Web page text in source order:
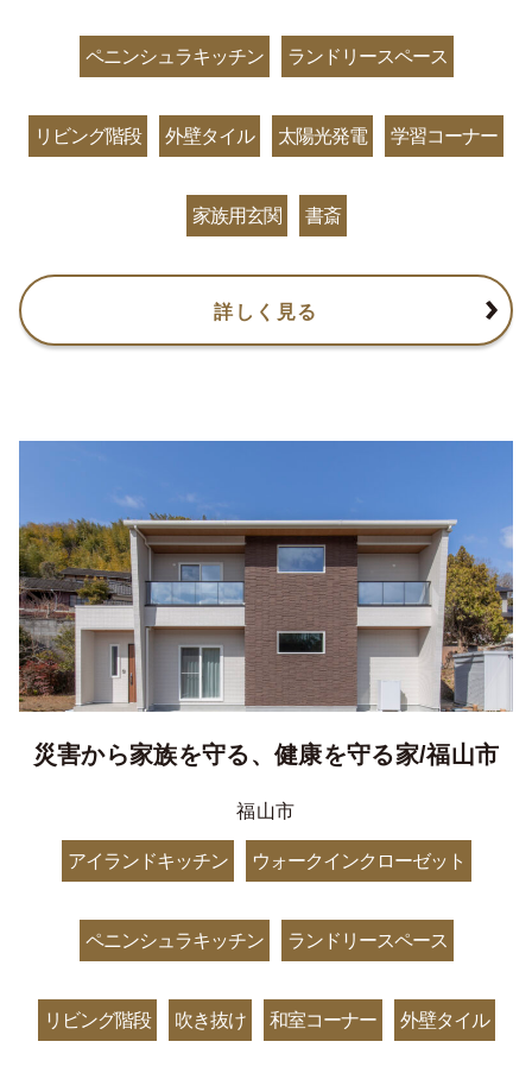
ペニンシュラキッチン ランドリースペース
リビング階段 外壁タイル 太陽光発電 学習コーナー
家族用玄関 書斎
詳しく見る
災害から家族を守る、健康を守る家/福山市
福山市
アイランドキッチン ウォークインクローゼット
ペニンシュラキッチン ランドリースペース
リビング階段 吹き抜け 和室コーナー 外壁タイル